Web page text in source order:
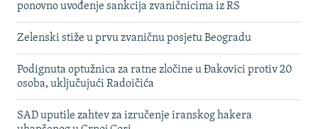
ponovno uvođenje sankcija zvaničnicima iz RS
Zelenski stiže u prvu zvaničnu posjetu Beogradu
Podignuta optužnica za ratne zločine u Đakovici protiv 20
osoba, uključujući Radoičića
SAD uputile zahtev za izručenje iranskog hakera